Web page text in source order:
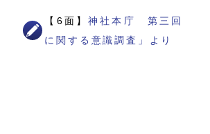
【6面】神社本庁 第三回 「
に関する意識調査」より